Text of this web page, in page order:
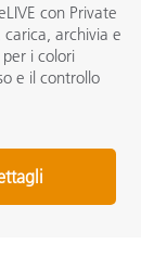
con Private
archivia e
i colori
e il controllo